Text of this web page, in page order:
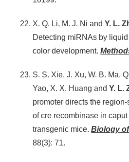
X. Q. Li, M. J. Ni andY. L.
Detecting miRNAs by
color development.
S. S. Xie, J. Xu, W. B. Ma,
Yao, X. X. Huang andY. L.
promoter directs the
of cre recombinase in
transgenic mice.Biology
88(3): 71.